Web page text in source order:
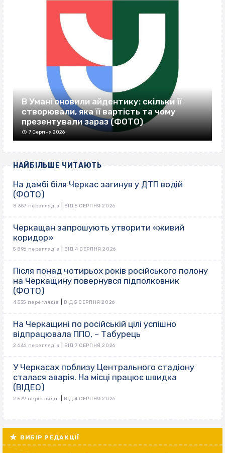
В Умані оновили айдентику: скільки її
створювали, яка її вартість та чому
презентували зараз (ФОТО)
7 Серпня 2026
НАЙБІЛЬШЕ ЧИТАЮТЬ
На дамбі біля Черкас загинув у ДТП водій
(ФОТО)
8 357 переглядів ВІД 5 СЕРПНЯ 2026
Черкащан запрошують утворити «живий
коридор»
5 896 переглядів ВІД 4 СЕРПНЯ 2026
Після понад чотирьох років російського полону
на Черкащину повернувся підполковник
(ФОТО)
4 335 переглядів ВІД 5 СЕРПНЯ 2026
На Черкащині по російській цілі успішно
відпрацювала ППО, – Табурець
2 646 переглядів ВІД 7 СЕРПНЯ 2026
У Черкасах поблизу Центрального стадіону
сталася аварія. На місці працює швидка
(ВІДЕО)
2 579 переглядів ВІД 4 СЕРПНЯ 2026
ВИБІР РЕДАКЦІЇ